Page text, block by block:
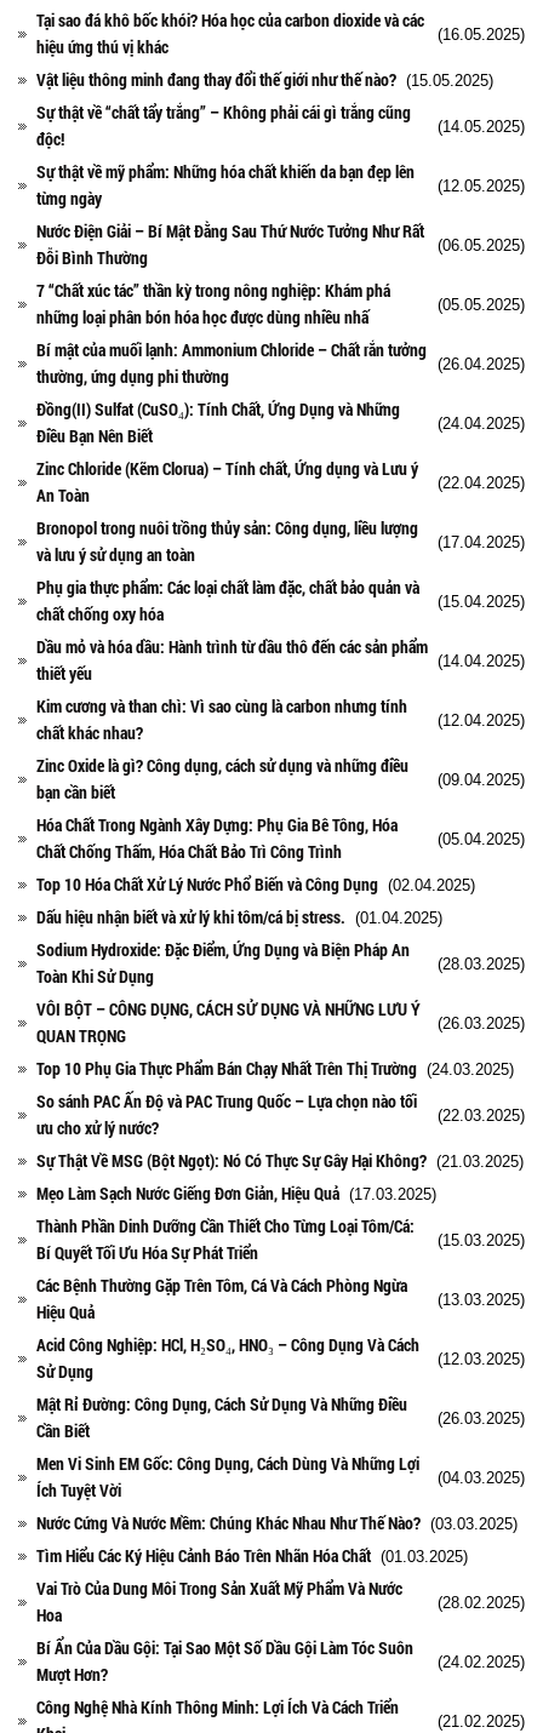
Tại sao đá khô bốc khói? Hóa học của carbon dioxide và các
hiệu ứng thú vị khác
(16.05.2025)
Vật liệu thông minh đang thay đổi thế giới như thế nào? (15.05.2025)
Sự thật về “chất tẩy trắng” – Không phải cái gì trắng cũng
độc!
(14.05.2025)
Sự thật về mỹ phẩm: Những hóa chất khiến da bạn đẹp lên
từng ngày
(12.05.2025)
Nước Điện Giải – Bí Mật Đằng Sau Thứ Nước Tưởng Như Rất
Đỗi Bình Thường
(06.05.2025)
7 “Chất xúc tác” thần kỳ trong nông nghiệp: Khám phá
những loại phân bón hóa học được dùng nhiều nhấ
(05.05.2025)
Bí mật của muối lạnh: Ammonium Chloride – Chất rắn tưởng
thường, ứng dụng phi thường
(26.04.2025)
Đồng(II) Sulfat (CuSO₄): Tính Chất, Ứng Dụng và Những
Điều Bạn Nên Biết
(24.04.2025)
Zinc Chloride (Kẽm Clorua) – Tính chất, Ứng dụng và Lưu ý
An Toàn
(22.04.2025)
Bronopol trong nuôi trồng thủy sản: Công dụng, liều lượng
và lưu ý sử dụng an toàn
(17.04.2025)
Phụ gia thực phẩm: Các loại chất làm đặc, chất bảo quản và
chất chống oxy hóa
(15.04.2025)
Dầu mỏ và hóa dầu: Hành trình từ dầu thô đến các sản phẩm
thiết yếu
(14.04.2025)
Kim cương và than chì: Vì sao cùng là carbon nhưng tính
chất khác nhau?
(12.04.2025)
Zinc Oxide là gì? Công dụng, cách sử dụng và những điều
bạn cần biết
(09.04.2025)
Hóa Chất Trong Ngành Xây Dựng: Phụ Gia Bê Tông, Hóa
Chất Chống Thấm, Hóa Chất Bảo Trì Công Trình
(05.04.2025)
Top 10 Hóa Chất Xử Lý Nước Phổ Biến và Công Dụng (02.04.2025)
Dấu hiệu nhận biết và xử lý khi tôm/cá bị stress. (01.04.2025)
Sodium Hydroxide: Đặc Điểm, Ứng Dụng và Biện Pháp An
Toàn Khi Sử Dụng
(28.03.2025)
VÔI BỘT – CÔNG DỤNG, CÁCH SỬ DỤNG VÀ NHỮNG LƯU Ý
QUAN TRỌNG
(26.03.2025)
Top 10 Phụ Gia Thực Phẩm Bán Chạy Nhất Trên Thị Trường (24.03.2025)
So sánh PAC Ấn Độ và PAC Trung Quốc – Lựa chọn nào tối
ưu cho xử lý nước?
(22.03.2025)
Sự Thật Về MSG (Bột Ngọt): Nó Có Thực Sự Gây Hại Không? (21.03.2025)
Mẹo Làm Sạch Nước Giếng Đơn Giản, Hiệu Quả (17.03.2025)
Thành Phần Dinh Dưỡng Cần Thiết Cho Từng Loại Tôm/Cá:
Bí Quyết Tối Ưu Hóa Sự Phát Triển
(15.03.2025)
Các Bệnh Thường Gặp Trên Tôm, Cá Và Cách Phòng Ngừa
Hiệu Quả
(13.03.2025)
Acid Công Nghiệp: HCl, H₂SO₄, HNO₃ – Công Dụng Và Cách
Sử Dụng
(12.03.2025)
Mật Rỉ Đường: Công Dụng, Cách Sử Dụng Và Những Điều
Cần Biết
(26.03.2025)
Men Vi Sinh EM Gốc: Công Dụng, Cách Dùng Và Những Lợi
Ích Tuyệt Vời
(04.03.2025)
Nước Cứng Và Nước Mềm: Chúng Khác Nhau Như Thế Nào? (03.03.2025)
Tìm Hiểu Các Ký Hiệu Cảnh Báo Trên Nhãn Hóa Chất (01.03.2025)
Vai Trò Của Dung Môi Trong Sản Xuất Mỹ Phẩm Và Nước
Hoa
(28.02.2025)
Bí Ẩn Của Dầu Gội: Tại Sao Một Số Dầu Gội Làm Tóc Suôn
Mượt Hơn?
(24.02.2025)
Công Nghệ Nhà Kính Thông Minh: Lợi Ích Và Cách Triển
(21.02.2025)